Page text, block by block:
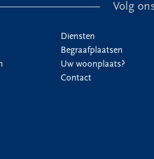
Volg
Diensten
Begraafplaatsen
Uw woonplaats?
Contact